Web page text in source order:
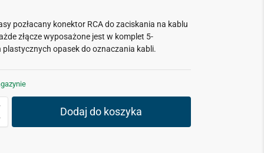
pozłacany konektor RCA do zaciskania na kablu
złącze wyposażone jest w komplet 5-
opasek do oznaczania kabli.
Dodaj do koszyka